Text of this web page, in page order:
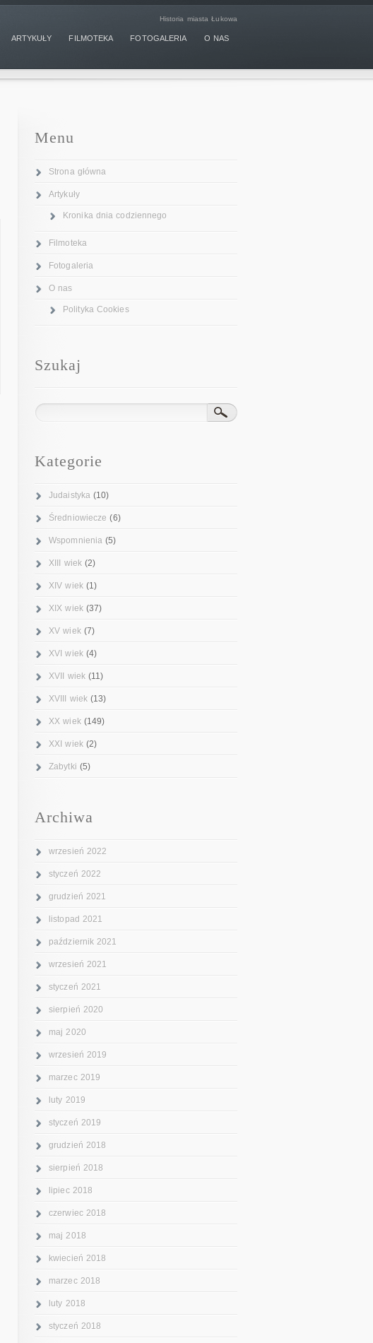
Historia miasta Łukowa
ARTYKUŁY FILMOTEKA FOTOGALERIA O NAS
Menu
Strona główna
Artykuły
Kronika dnia codziennego
Filmoteka
Fotogaleria
O nas
Polityka Cookies
Szukaj
Kategorie
Judaistyka (10)
Średniowiecze (6)
Wspomnienia (5)
XIII wiek(2)
XIV wiek(1)
XIX wiek(37)
XV wiek(7)
XVI wiek(4)
XVII wiek(11)
XVIII wiek (13)
XX wiek(149)
XXI wiek(2)
Zabytki (5)
Archiwa
wrzesień 2022
styczeń 2022
grudzień 2021
listopad 2021
październik 2021
wrzesień 2021
styczeń 2021
sierpień 2020
maj 2020
wrzesień 2019
marzec 2019
luty 2019
styczeń 2019
grudzień 2018
sierpień 2018
lipiec 2018
czerwiec 2018
maj 2018
kwiecień 2018
marzec 2018
luty 2018
styczeń 2018